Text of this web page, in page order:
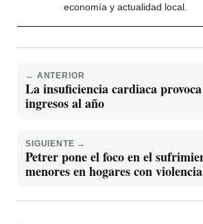
economía y actualidad local.
← ANTERIOR
La insuficiencia cardiaca
ingresos al año
SIGUIENTE →
Petrer pone el foco en el
menores en hogares con